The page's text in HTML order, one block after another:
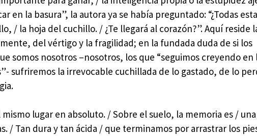
en la basura”, la autora ya se había preguntado: “¿Todas
/ la hoja del cuchillo. / ¿Te llegará al corazón?”. Aquí reside
del vértigo y la fragilidad; en la fundada duda de si los
somos nosotros –nosotros, los que “seguimos creyendo en
sufriremos la irrevocable cuchillada de lo gastado, de lo
lugar en absoluto. / Sobre el suelo, la memoria es /
/ Tan dura y tan ácida / que terminamos por arrastrar los